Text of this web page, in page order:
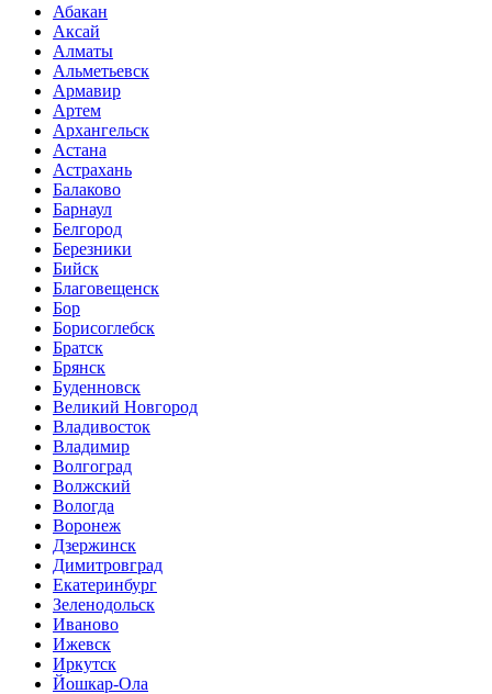
Абакан
Аксай
Алматы
Альметьевск
Армавир
Артем
Архангельск
Астана
Астрахань
Балаково
Барнаул
Белгород
Березники
Бийск
Благовещенск
Бор
Борисоглебск
Братск
Брянск
Буденновск
Великий Новгород
Владивосток
Владимир
Волгоград
Волжский
Вологда
Воронеж
Дзержинск
Димитровград
Екатеринбург
Зеленодольск
Иваново
Ижевск
Иркутск
Йошкар-Ола